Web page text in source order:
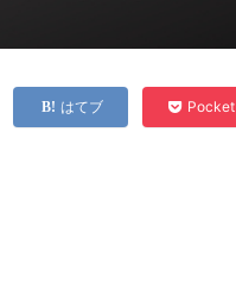
はてブ Pocket